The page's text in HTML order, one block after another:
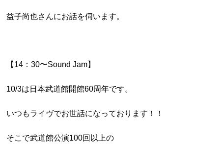
益子尚也さんにお話を伺います。
【14：30〜Sound Jam】
10/3は日本武道館開館60周年です。
いつもライヴでお世話になっております！！
そこで武道館公演100回以上の